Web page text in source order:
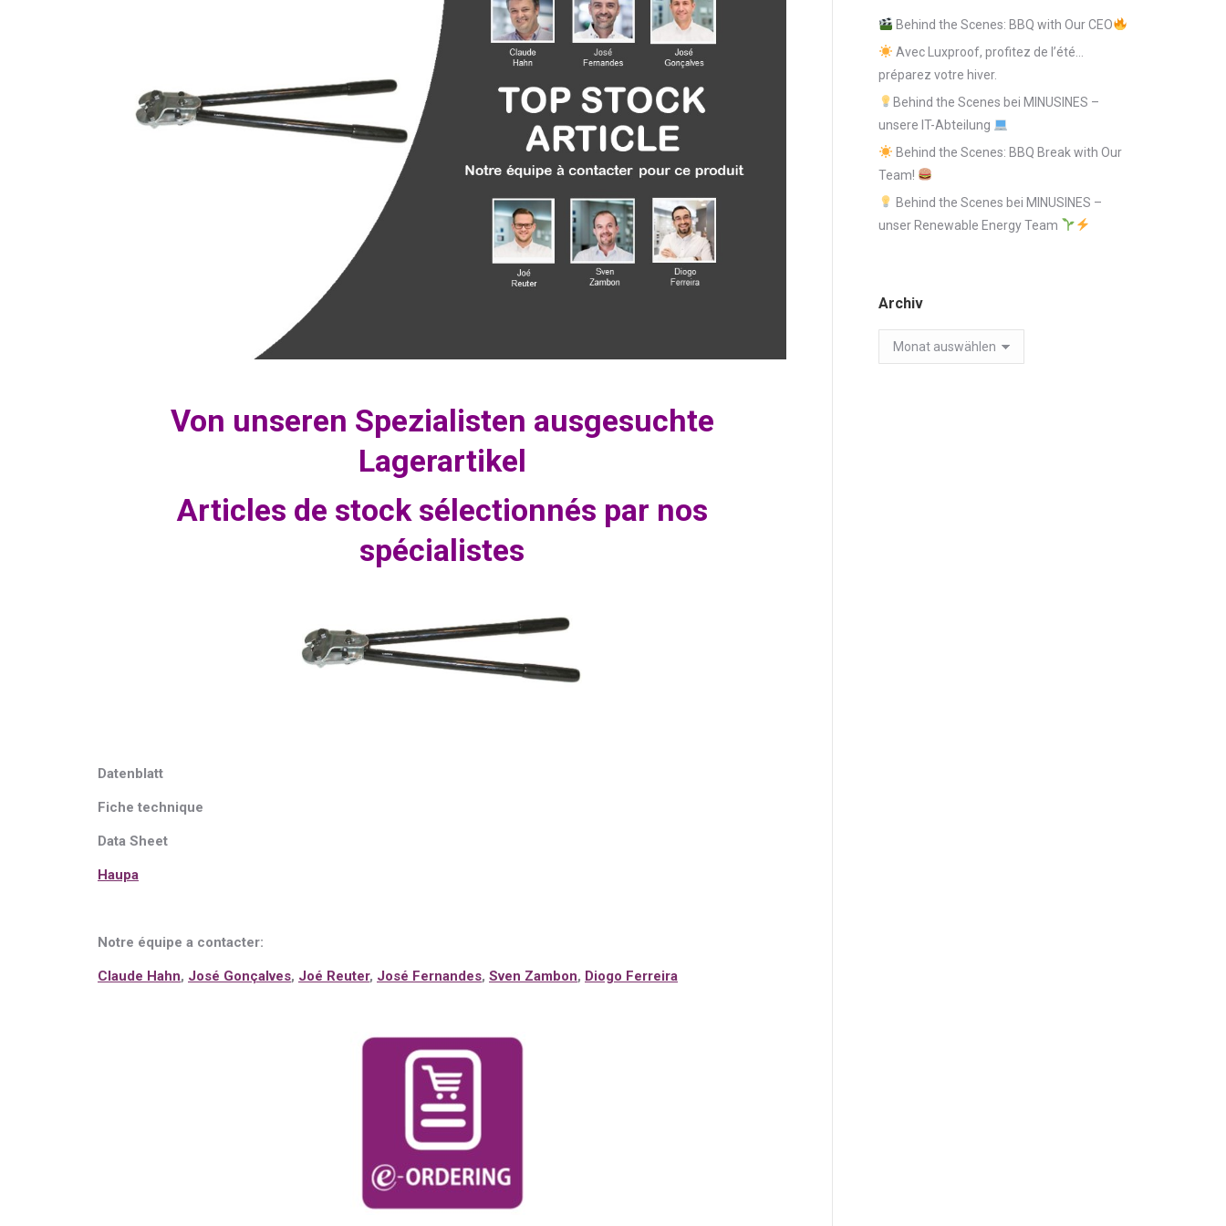
Von unseren Spezialisten ausgesuchte
Lagerartikel
Articles de stock sélectionnés par nos
spécialistes
Datenblatt
Fiche technique
Data Sheet
Haupa
Notre équipe a contacter:
Claude Hahn, José Gonçalves, Joé Reuter, José Fernandes, Sven Zambon, Diogo Ferreira
Behind the Scenes: BBQ with Our CEO
Avec Luxproof, profitez de l’été…
préparez votre hiver.
Behind the Scenes bei MINUSINES –
unsere IT-Abteilung
Behind the Scenes: BBQ Break with Our
Team!
Behind the Scenes bei MINUSINES –
unser Renewable Energy Team
Archiv
Archiv